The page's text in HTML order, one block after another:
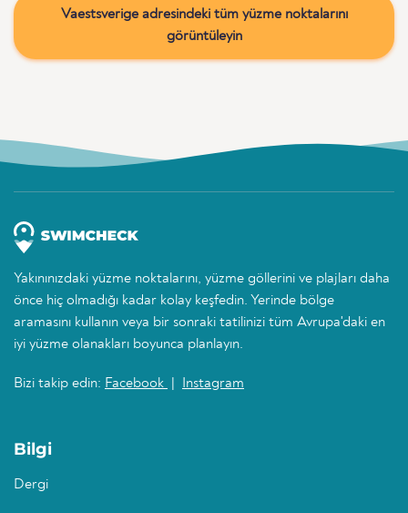
Vaestsverige adresindeki tüm yüzme noktalarını
görüntüleyin
Yakınınızdaki yüzme noktalarını, yüzme göllerini ve plajları daha
önce hiç olmadığı kadar kolay keşfedin. Yerinde bölge
aramasını kullanın veya bir sonraki tatilinizi tüm Avrupa'daki en
iyi yüzme olanakları boyunca planlayın.
Bizi takip edin: Facebook Instagram
Bilgi
Dergi